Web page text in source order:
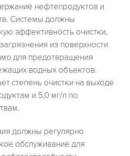
нефтепродуктов и
Системы должны
эффективность очистки,
из поверхности
для предотвращения
водных объектов.
степень очистки на выходе
и 5,0 мг/л по
должны регулярно
обслуживание для